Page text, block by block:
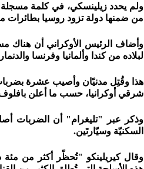
ولم يحدد زيلينسكي، في كلمة مسجلة
من ضمنها دولة تزود روسيا بطائرات
وأضاف الرئيس الأوكراني أن هناك
لبلاده من كندا وألمانيا وفرنسا
هذا وقُتِل مدنيّان وأصيب عشرة
شرقي أوكرانيا، حسب ما أعلن
وذكر عبر "تليغرام" أن الضربات
السكنيّة وسيّارتَين.
وقال كيريلينكو "تُحظّر أكثر من مئة